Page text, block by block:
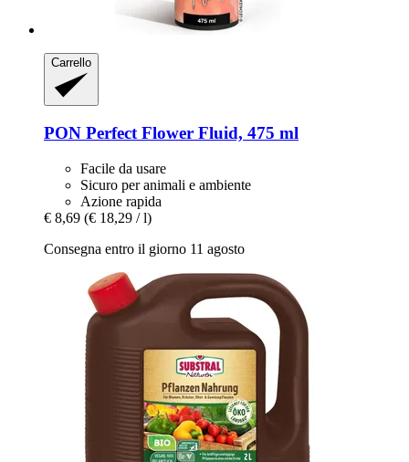
Carrello
PON Perfect Flower Fluid, 475 ml
Facile da usare
Sicuro per animali e ambiente
Azione rapida
€ 8,69 (€ 18,29 / l)
Consegna entro il giorno 11 agosto